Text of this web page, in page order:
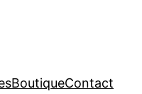
BoutiqueContact